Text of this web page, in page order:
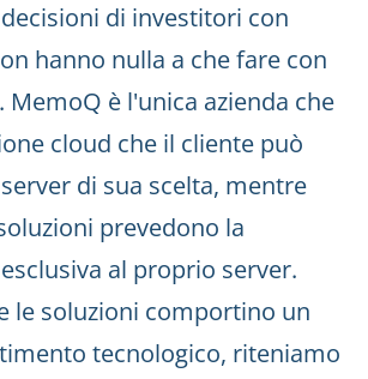
di investitori con
hanno nulla a che fare con
MemoQ è l'unica azienda che
cloud che il cliente può
di sua scelta, mentre
prevedono la
al proprio server.
le soluzioni comportino un
tecnologico, riteniamo